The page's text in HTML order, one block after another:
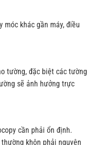
móc khác gần máy, điều
tường, đặc biệt các tường
sẽ ảnh hưởng trực
cần phải ổn định.
khôn phải nguyên